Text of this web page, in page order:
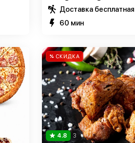
Доставка бесплатная
60 мин
СКИДКА
4.8 3